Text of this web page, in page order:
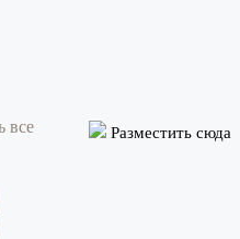
все
Разместить сюда